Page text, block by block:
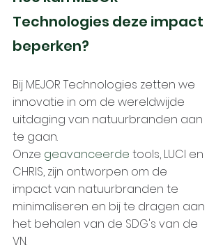
Technologies deze impact
beperken?
Bij MEJOR Technologies zetten we
innovatie in om de wereldwijde
uitdaging van natuurbranden aan
te gaan.
Onze geavanceerde tools, LUCI en
CHRIS, zijn ontworpen om de
impact van natuurbranden te
minimaliseren en bij te dragen aan
het behalen van de SDG's van de
VN.